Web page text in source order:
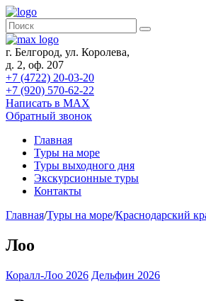
г. Белгород, ул. Королева,
д. 2, оф. 207
+7 (4722) 20-03-20
+7 (920) 570-62-22
Написать в MAX
Обратный звонок
Главная
Туры на море
Туры выходного дня
Экскурсионные туры
Контакты
Главная/Туры на море/Краснодарский
Лоо
Коралл-Лоо 2026 Дельфин 2026